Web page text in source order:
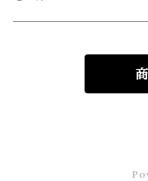
GLOMA NAUTICA(グロ